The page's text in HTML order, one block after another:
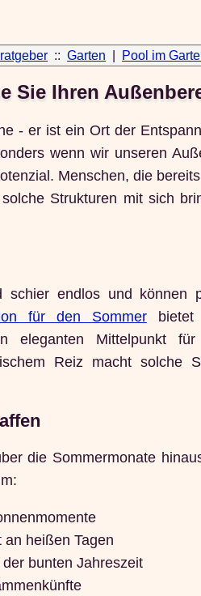
::Garten Pool im
Sie Ihren
- er ist ein Ort der
wenn wir unseren
Menschen, die
Strukturen mit sich
endlos und können
für den Sommerbietet
eleganten Mittelpunkt
Reiz macht solche
die Sommermonate
heißen Tagen
bunten Jahreszeit